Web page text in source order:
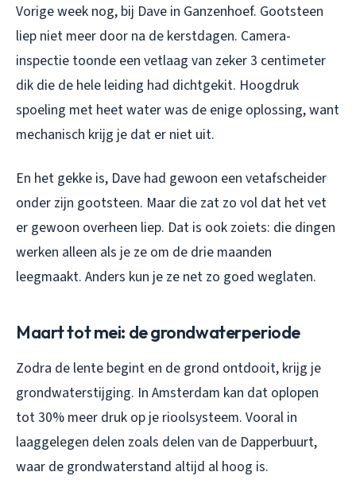
Vorige week nog, bij Dave in Ganzenhoef. Gootsteen
liep niet meer door na de kerstdagen. Camera-
inspectie toonde een vetlaag van zeker 3 centimeter
dik die de hele leiding had dichtgekit. Hoogdruk
spoeling met heet water was de enige oplossing, want
mechanisch krijg je dat er niet uit.
En het gekke is, Dave had gewoon een vetafscheider
onder zijn gootsteen. Maar die zat zo vol dat het vet
er gewoon overheen liep. Dat is ook zoiets: die dingen
werken alleen als je ze om de drie maanden
leegmaakt. Anders kun je ze net zo goed weglaten.
Maart tot mei: de grondwaterperiode
Zodra de lente begint en de grond ontdooit, krijg je
grondwaterstijging. In Amsterdam kan dat oplopen
tot 30% meer druk op je rioolsysteem. Vooral in
laaggelegen delen zoals delen van de Dapperbuurt,
waar de grondwaterstand altijd al hoog is.